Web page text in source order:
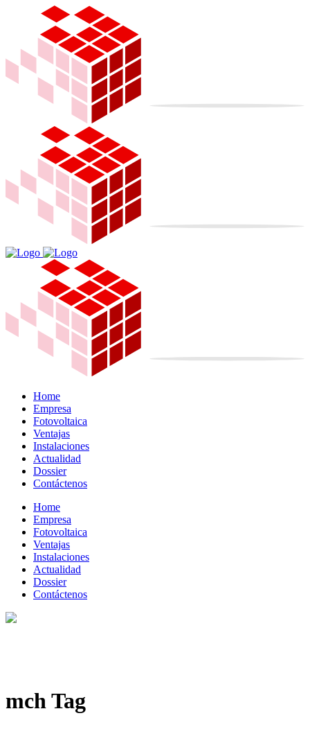
Home
Empresa
Fotovoltaica
Ventajas
Instalaciones
Actualidad
Dossier
Contáctenos
Home
Empresa
Fotovoltaica
Ventajas
Instalaciones
Actualidad
Dossier
Contáctenos
mch Tag